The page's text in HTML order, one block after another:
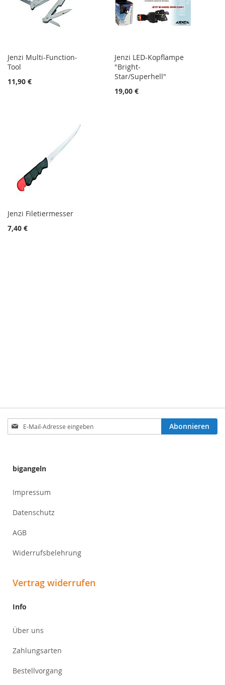
Jenzi Multi-Function-
Tool
11,90 €
Jenzi LED-Kopflampe
"Bright-
Star/Superhell"
19,00 €
Jenzi Filetiermesser
7,40 €
Anmeldung
zum
Abonnieren
bigangeln
Impressum
Datenschutz
AGB
Widerrufsbelehrung
Vertrag widerrufen
Info
Über uns
Zahlungsarten
Bestellvorgang